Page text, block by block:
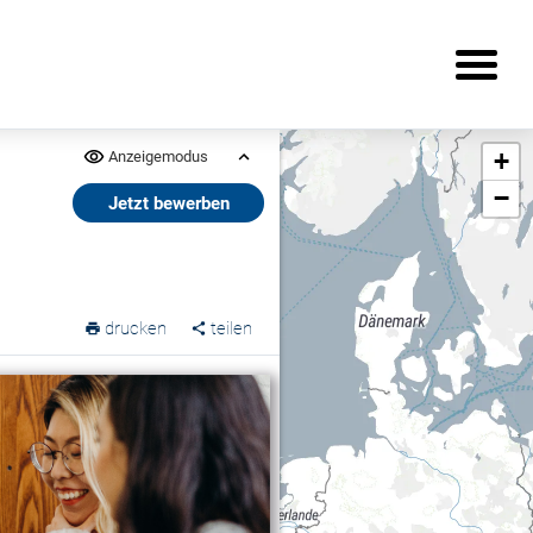
Anzeigemodus
Jetzt bewerben
drucken teilen
+
−